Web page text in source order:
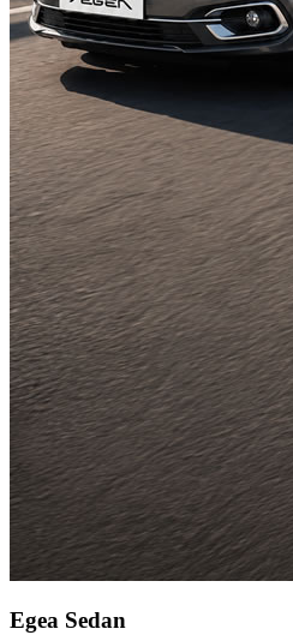
Egea Sedan